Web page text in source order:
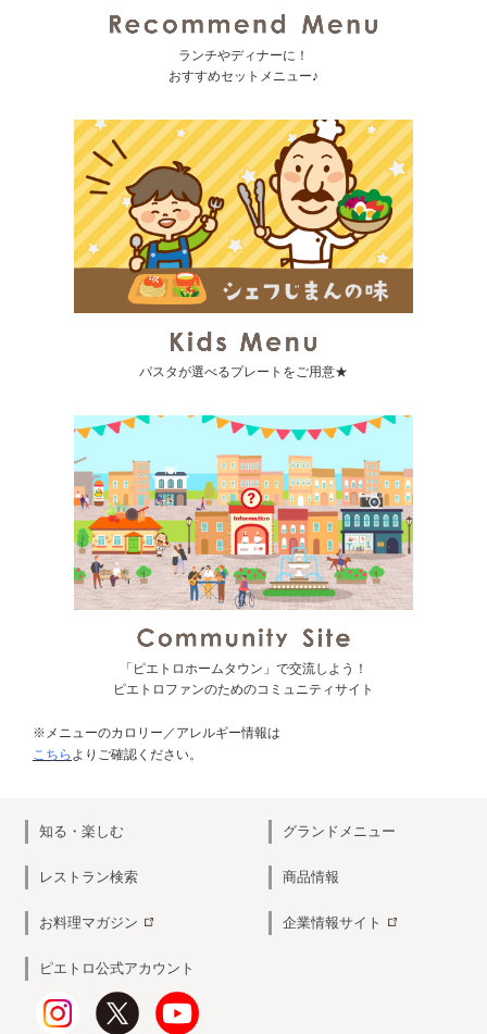
ランチやディナーに！
おすすめセットメニュー♪
パスタが選べるプレートをご用意★
「ピエトロホームタウン」で交流しよう！
ピエトロファンのためのコミュニティサイト
※メニューのカロリー／アレルギー情報は
こちら よりご確認ください。
知る・楽しむ グランドメニュー
レストラン検索 商品情報
お料理マガジン 企業情報サイト
ピエトロ公式アカウント